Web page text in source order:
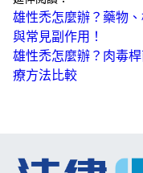
雄性禿怎麼辦？藥物
與常見副作用！
雄性禿怎麼辦？肉毒
療方法比較